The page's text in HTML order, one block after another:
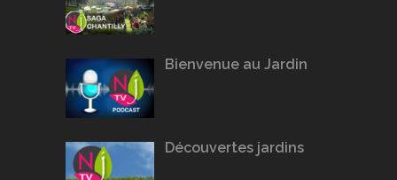
Bienvenue au Jardin
Découvertes jardins